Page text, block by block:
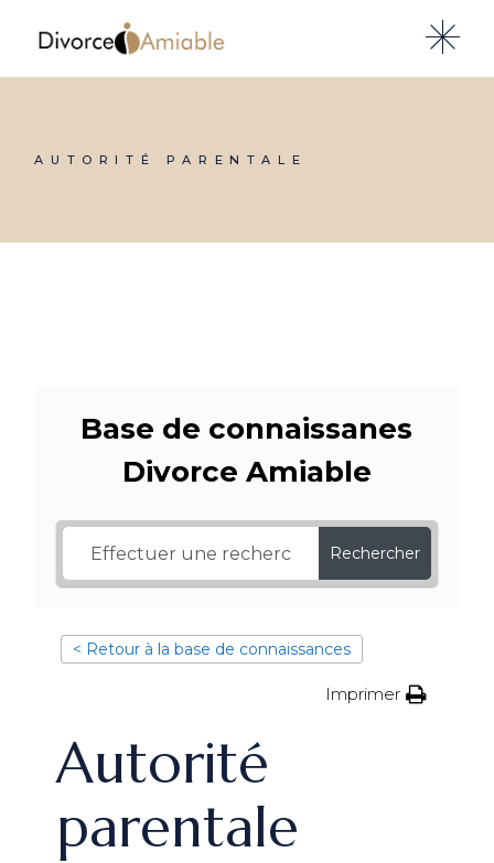
AUTORITÉ PARENTALE
Base de connaissanes
Divorce Amiable
Rechercher
< Retour à la base de connaissances
Imprimer
Autorité
parentale